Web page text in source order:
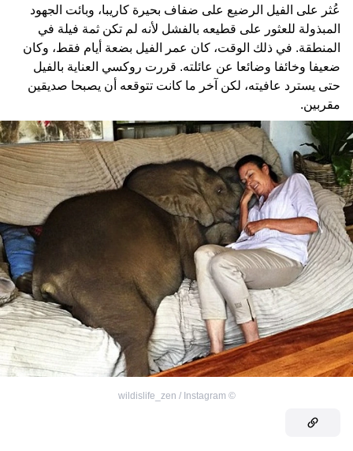
عُثر على الفيل الرضيع على ضفاف بحيرة كاريبا، وبائت الجهود
المبذولة للعثور على قطيعه بالفشل لأنه لم تكن ثمة فيلة في
المنطقة. في ذلك الوقت، كان عمر الفيل بضعة أيام فقط، وكان
ضعيفا وخائفا وضائعا عن عائلته. قررت روكسي العناية بالفيل
حتى يسترد عافيته، لكن آخر ما كانت تتوقعه أن يصبحا صديقين
مقربين.
©
wildislife_zen / Instagram